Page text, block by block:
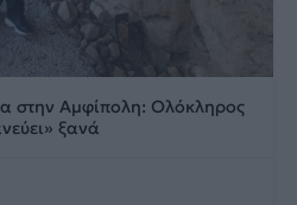
στην Αμφίπολη: Ολόκληρος
ξανά